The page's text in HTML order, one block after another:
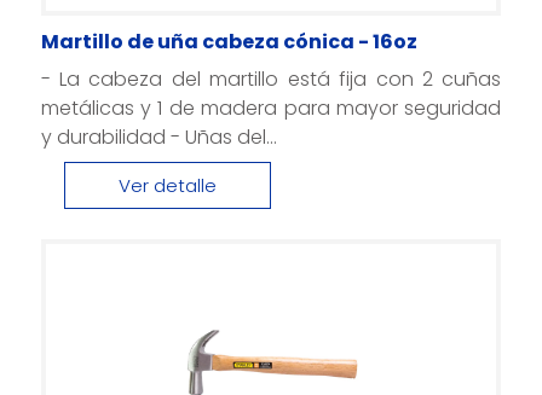
Martillo de uña cabeza cónica - 16oz
- La cabeza del martillo está fija con 2 cuñas
metálicas y 1 de madera para mayor seguridad
y durabilidad - Uñas del...
Ver detalle